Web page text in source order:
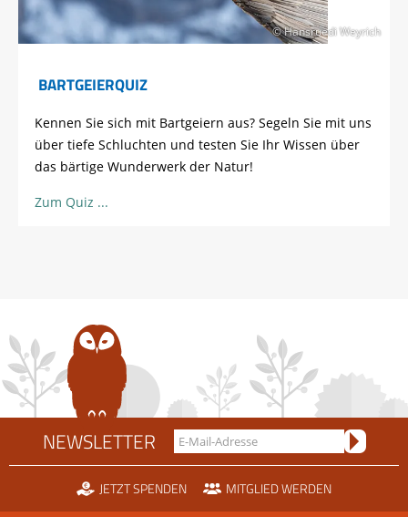
© Hansruedi Weyrich
BARTGEIERQUIZ
Kennen Sie sich mit Bartgeiern aus? Segeln Sie mit uns
über tiefe Schluchten und testen Sie Ihr Wissen über
das bärtige Wunderwerk der Natur!
Zum Quiz
NEWSLETTER
JETZT SPENDEN MITGLIED WERDEN